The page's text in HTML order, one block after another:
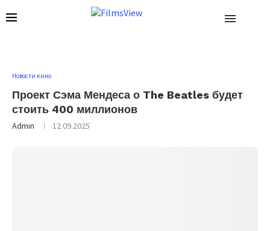
Новости кино
Проект Сэма Мендеса о The Beatles будет
стоить 400 миллионов
Admin 12.09.2025